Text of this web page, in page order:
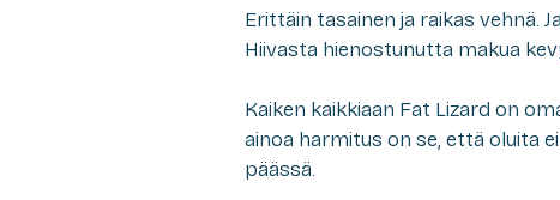
Erittäin tasainen ja raikas vehnä.
Hiivasta hienostunutta makua
Kaiken kaikkiaan Fat Lizard on
ainoa harmitus on se, että oluita
päässä.